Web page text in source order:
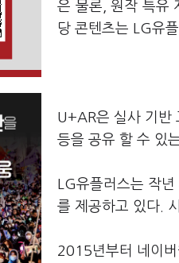
은 물론, 원작 특유
당 콘텐츠는 LG유
U+AR은 실사 기반
등을 공유 할 수 있
LG유플러스는 작
를 제공하고 있다.
2015년부터 네이버